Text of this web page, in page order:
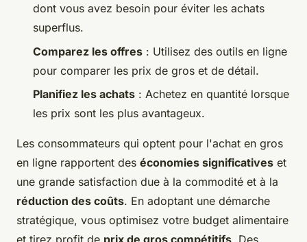
dont vous avez besoin pour éviter les achats
superflus.
Comparez les offres : Utilisez des outils en ligne
pour comparer les prix de gros et de détail.
Planifiez les achats : Achetez en quantité lorsque
les prix sont les plus avantageux.
Les consommateurs qui optent pour l'achat en gros
en ligne rapportent des économies significatives et
une grande satisfaction due à la commodité et à la
réduction des coûts. En adoptant une démarche
stratégique, vous optimisez votre budget alimentaire